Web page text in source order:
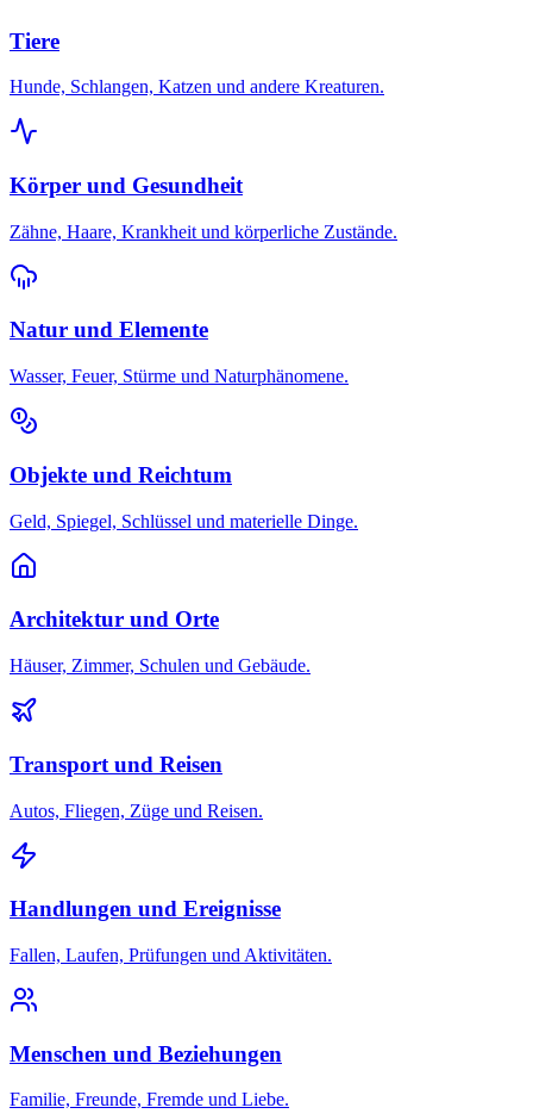
Tiere
Hunde, Schlangen, Katzen und andere Kreaturen.
Körper und Gesundheit
Zähne, Haare, Krankheit und körperliche Zustände.
Natur und Elemente
Wasser, Feuer, Stürme und Naturphänomene.
Objekte und Reichtum
Geld, Spiegel, Schlüssel und materielle Dinge.
Architektur und Orte
Häuser, Zimmer, Schulen und Gebäude.
Transport und Reisen
Autos, Fliegen, Züge und Reisen.
Handlungen und Ereignisse
Fallen, Laufen, Prüfungen und Aktivitäten.
Menschen und Beziehungen
Familie, Freunde, Fremde und Liebe.